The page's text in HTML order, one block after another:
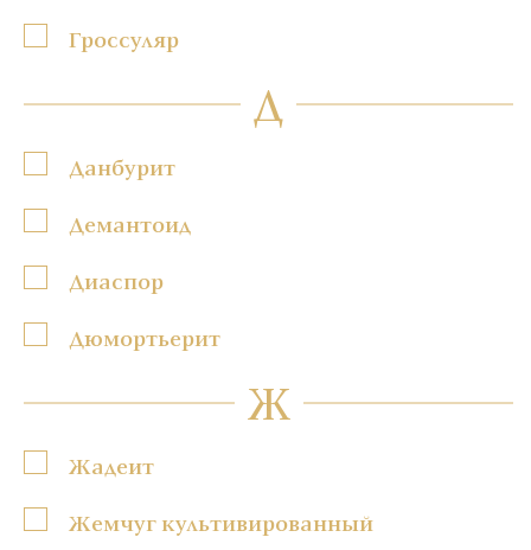
Гроссуляр
Д
Данбурит
Демантоид
Диаспор
Дюмортьерит
Ж
Жадеит
Жемчуг культивированный